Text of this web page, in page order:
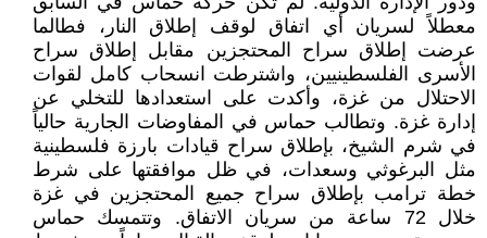
معطلاً لسريان أي اتفاق لوقف إطلاق النار، فطالما
عرضت إطلاق سراح المحتجزين مقابل إطلاق سراح
الأسرى الفلسطينيين، واشترطت انسحاب كامل لقوات
الاحتلال من غزة، وأكدت على استعدادها للتخلي عن
إدارة غزة. وتطالب حماس في المفاوضات الجارية حالياً
في شرم الشيخ، بإطلاق سراح قيادات بارزة فلسطينية
مثل البرغوثي وسعدات، في ظل موافقتها على شرط
خطة ترامب بإطلاق سراح جميع المحتجزين في غزة
خلال 72 ساعة من سريان الاتفاق. وتتمسك حماس